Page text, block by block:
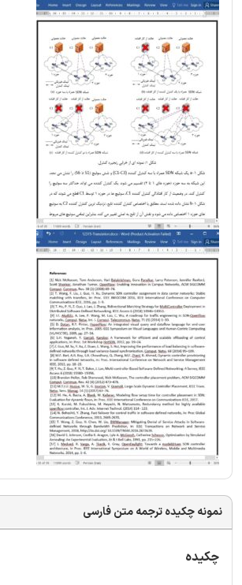
نمونه چکیده ترجمه متن فارسی
چکیده